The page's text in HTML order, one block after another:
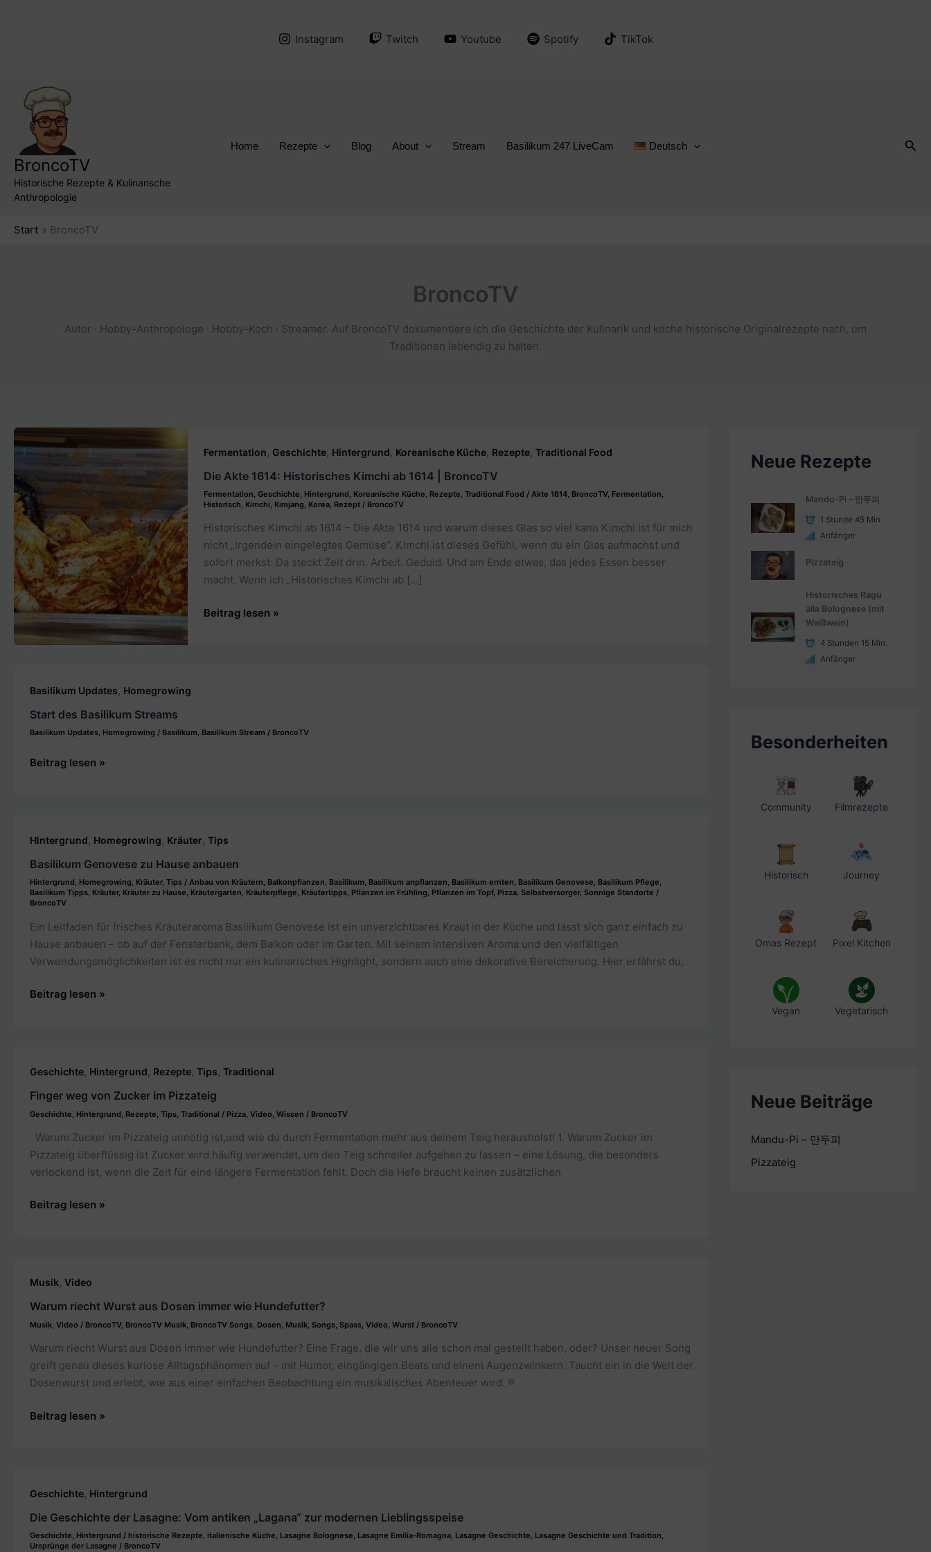
Instagram Twitch Youtube Spotify TikTok
BroncoTV
Historische Rezepte & Kulinarische
Anthropologie
Home Rezepte Blog About Stream Basilikum 247 LiveCam Deutsch
Start BroncoTV
BroncoTV
Autor · Hobby-Anthropologe · Hobby-Koch · Streamer. Auf BroncoTV dokumentiere ich die Geschichte der Kulinarik und koche historische Originalrezepte nach, um
Traditionen lebendig zu halten.
Fermentation Geschichte, Hintergrund Koreanische Küche, Rezepte, Traditional Food
Die Akte 1614: Historisches Kimchi ab 1614 | BroncoTV
Fermentation, Geschichte, Hintergrund, Koreanische Küche, Rezepte, Traditional Food / Akte 1614, BroncoTV, Fermentation,
Historisch, Kimchi, Kimjang, Korea, Rezept/ BroncoTV
Historisches Kimchi ab 1614 – Die Akte 1614 und warum dieses Glas so viel kann Kimchi ist für mich
nicht „irgendein eingelegtes Gemüse“. Kimchi ist dieses Gefühl, wenn du ein Glas aufmachst und
sofort merkst: Da steckt Zeit drin. Arbeit. Geduld. Und am Ende etwas, das jedes Essen besser
macht. Wenn ich „Historisches Kimchi ab […]
Die
|
Beitrag lesen »
Basilikum Updates Homegrowing
Start des Basilikum Streams
Basilikum Updates, Homegrowing / Basilikum, Basilikum Stream / BroncoTV
Start
Beitrag lesen »
Hintergrund, Homegrowing, Kräuter, Tips
Basilikum Genovese zu Hause anbauen
Hintergrund, Homegrowing, Kräuter, Tips/ Anbau von Kräutern, Balkonpflanzen, Basilikum, Basilikum anpflanzen, Basilikum ernten, Basilikum Genovese, Basilikum Pflege,
Basilikum Tipps, Kräuter, Kräuter zu Hause, Kräutergarten, Kräuterpflege, Kräutertipps, Pflanzen im Frühling, Pflanzen im Topf, Pizza, Selbstversorger, Sonnige Standorte /
BroncoTV
Ein Leitfaden für frisches Kräuteraroma Basilikum Genovese ist ein unverzichtbares Kraut in der Küche und lässt sich ganz einfach zu
Hause anbauen – ob auf der Fensterbank, dem Balkon oder im Garten. Mit seinem intensiven Aroma und den vielfältigen
Verwendungsmöglichkeiten ist es nicht nur ein kulinarisches Highlight, sondern auch eine dekorative Bereicherung. Hier erfährst du,
Basilikum
Beitrag lesen »
Geschichte, Hintergrund, Rezepte, Tips, Traditional
Finger weg von Zucker im Pizzateig
Geschichte Hintergrund Rezepte Tips, Traditional / Pizza, Video Wissen / BroncoTV
Warum Zucker im Pizzateig unnötig ist,und wie du durch Fermentation mehr aus deinem Teig herausholst! 1. Warum Zucker im
Pizzateig überflüssig ist Zucker wird häufig verwendet, um den Teig schneller aufgehen zu lassen – eine Lösung, die besonders
verlockend ist, wenn die Zeit für eine längere Fermentation fehlt. Doch die Hefe braucht keinen zusätzlichen
Finger
Pizzateig
Beitrag lesen »
Musik, Video
Warum riecht Wurst aus Dosen immer wie Hundefutter?
Musik, Video / BroncoTV, BroncoTV Musik, BroncoTV Songs, Dosen, Musik, Songs, Spass, Video, Wurst/ BroncoTV
Warum riecht Wurst aus Dosen immer wie Hundefutter? Eine Frage, die wir uns alle schon mal gestellt haben, oder? Unser neuer Song
greift genau dieses kuriose Alltagsphänomen auf – mit Humor, eingängigen Beats und einem Augenzwinkern. Taucht ein in die Welt der
Dosenwurst und erlebt, wie aus einer einfachen Beobachtung ein musikalisches Abenteuer wird. ℗
Warum
immer
wie
Hundefutter?
Beitrag lesen »
Geschichte, Hintergrund
Die Geschichte der Lasagne: Vom antiken „Lagana“ zur modernen Lieblingsspeise
Geschichte, Hintergrund / historische Rezepte, italienische Küche, Lasagne Bolognese, Lasagne Emilia-Romagna, Lasagne Geschichte, Lasagne Geschichte und Tradition,
Ursprünge der Lasagne / BroncoTV
Neue Rezepte
Mandu-Pi – 만두피
1 Stunde 45 Min.
Anfänger
Pizzateig
Historisches Ragù
alla Bolognese (mit
Weißwein)
4 Stunden 15 Min.
Anfänger
Besonderheiten
Community Filmrezepte
Historisch Journey
Omas Rezept Pixel Kitchen
Vegan Vegetarisch
Neue Beiträge
Mandu-Pi – 만두피
Pizzateig